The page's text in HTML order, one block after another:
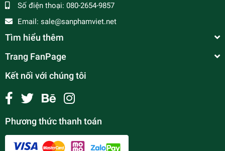
Số điện thoại: 080-2654-9857
Email: sale@sanphamviet.net
Tìm hiểu thêm
Trang FanPage
Kết nối với chúng tôi
Phương thức thanh toán